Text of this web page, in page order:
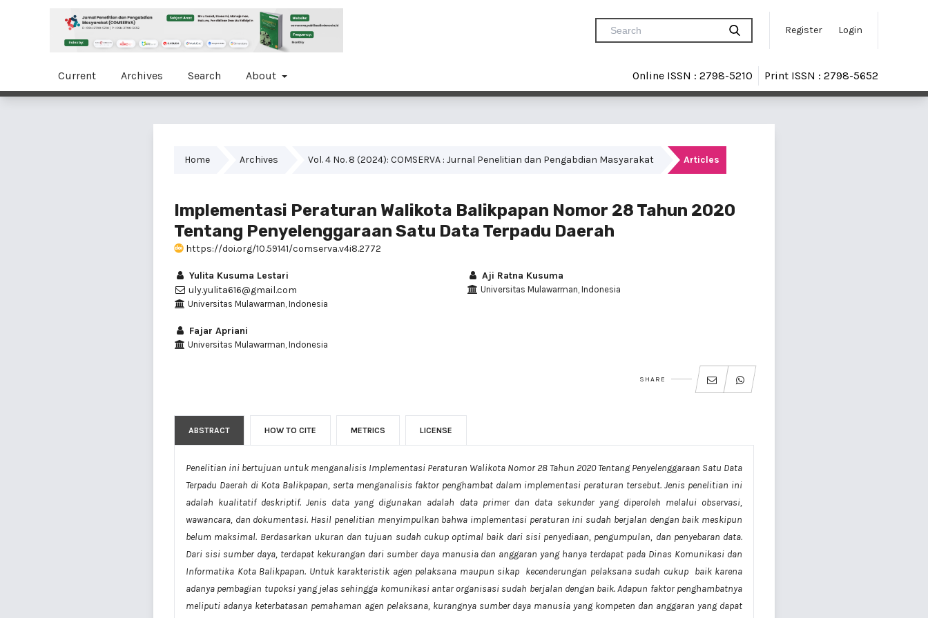
Register Login
Current Archives Search About Online ISSN : 2798-5210 Print ISSN : 2798-5652
Home Archives Vol. 4 No. 8 (2024): COMSERVA : Jurnal Penelitian dan Pengabdian Masyarakat Articles
Implementasi Peraturan Walikota Balikpapan Nomor 28 Tahun 2020
Tentang Penyelenggaraan Satu Data Terpadu Daerah
https://doi.org/10.59141/comserva.v4i8.2772
Yulita Kusuma Lestari
uly.yulita616@gmail.com
Universitas Mulawarman, Indonesia
Aji Ratna Kusuma
Universitas Mulawarman, Indonesia
Fajar Apriani
Universitas Mulawarman, Indonesia
SHARE
ABSTRACT HOW TO CITE METRICS LICENSE
Penelitian ini bertujuan untuk menganalisis Implementasi Peraturan Walikota Nomor 28 Tahun 2020 Tentang Penyelenggaraan Satu Data
Terpadu Daerah di Kota Balikpapan, serta menganalisis faktor penghambat dalam implementasi peraturan tersebut. Jenis penelitian ini
adalah kualitatif deskriptif. Jenis data yang digunakan adalah data primer dan data sekunder yang diperoleh melalui observasi,
wawancara, dan dokumentasi. Hasil penelitian menyimpulkan bahwa implementasi peraturan ini sudah berjalan dengan baik meskipun
belum maksimal. Berdasarkan ukuran dan tujuan sudah cukup optimal baik dari sisi penyediaan, pengumpulan, dan penyebaran data.
Dari sisi sumber daya, terdapat kekurangan dari sumber daya manusia dan anggaran yang hanya terdapat pada Dinas Komunikasi dan
Informatika Kota Balikpapan. Untuk karakteristik agen pelaksana maupun sikap kecenderungan pelaksana sudah cukup baik karena
adanya pembagian tupoksi yang jelas sehingga komunikasi antar organisasi sudah berjalan dengan baik. Adapun faktor penghambatnya
meliputi adanya keterbatasan pemahaman agen pelaksana, kurangnya sumber daya manusia yang kompeten dan anggaran yang dapat